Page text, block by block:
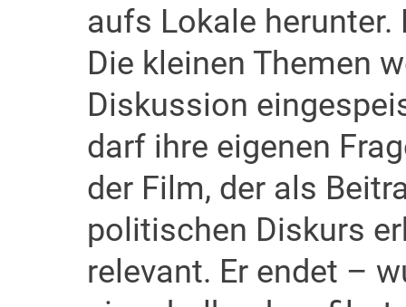
aufs Lokale
Die kleinen Themen
Diskussion
darf ihre eigenen
der Film, der als
politischen Diskurs
relevant. Er endet –